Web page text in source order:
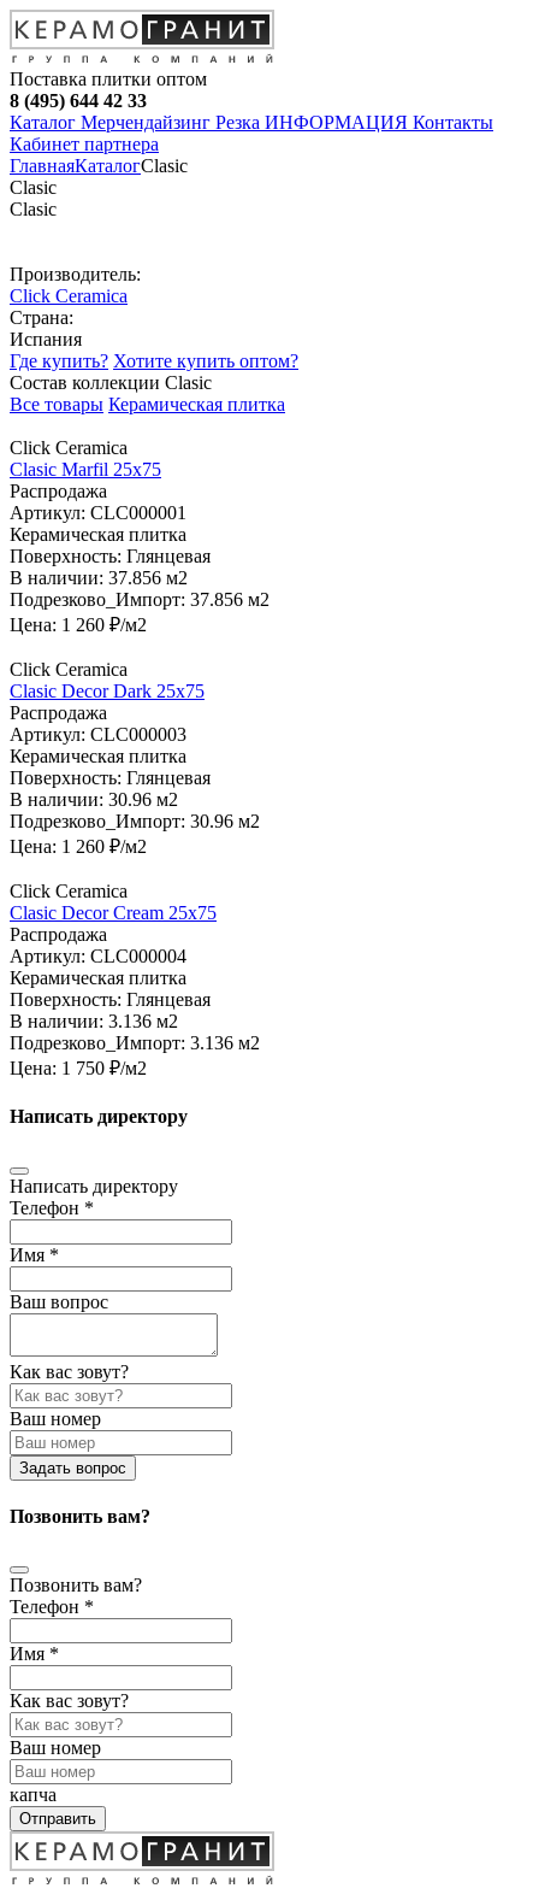
Поставка плитки оптом
8 (495) 644 42 33
Каталог Мерчендайзинг Резка ИНФОРМАЦИЯ Контакты
Кабинет партнера
ГлавнаяКаталогClasic
Clasic
Clasic
Производитель:
Click Ceramica
Страна:
Испания
Где купить? Хотите купить оптом?
Состав коллекции Clasic
Все товары Керамическая плитка
Click Ceramica
Clasic Marfil 25х75
Распродажа
Артикул: CLC000001
Керамическая плитка
Поверхность: Глянцевая
В наличии: 37.856 м2
Подрезково_Импорт: 37.856 м2
Цена: 1 260 ₽/м2
Click Ceramica
Clasic Decor Dark 25х75
Распродажа
Артикул: CLC000003
Керамическая плитка
Поверхность: Глянцевая
В наличии: 30.96 м2
Подрезково_Импорт: 30.96 м2
Цена: 1 260 ₽/м2
Click Ceramica
Clasic Decor Cream 25х75
Распродажа
Артикул: CLC000004
Керамическая плитка
Поверхность: Глянцевая
В наличии: 3.136 м2
Подрезково_Импорт: 3.136 м2
Цена: 1 750 ₽/м2
Написать директору
Написать директору
Телефон *
Имя *
Ваш вопрос
Как вас зовут?
Ваш номер
Задать вопрос
Позвонить вам?
Позвонить вам?
Телефон *
Имя *
Как вас зовут?
Ваш номер
капча
Отправить